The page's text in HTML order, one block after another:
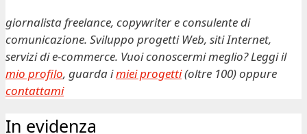
giornalista freelance, copywriter e consulente di
comunicazione. Sviluppo progetti Web, siti Internet,
servizi di e-commerce. Vuoi conoscermi meglio? Leggi il
mio profilo, guarda imiei progetti(oltre 100) oppure
contattami
In evidenza